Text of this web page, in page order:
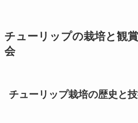
チューリップの栽培と観
会
チューリップ栽培の歴史と